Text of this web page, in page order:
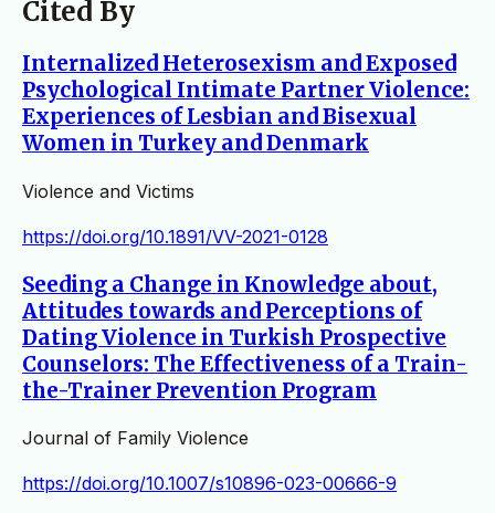
Cited By
Internalized Heterosexism and Exposed
Psychological Intimate Partner Violence:
Experiences of Lesbian and Bisexual
Women in Turkey and Denmark
Violence and Victims
https://doi.org/10.1891/VV-2021-0128
Seeding a Change in Knowledge about,
Attitudes towards and Perceptions of
Dating Violence in Turkish Prospective
Counselors: The Effectiveness of a Train-
the-Trainer Prevention Program
Journal of Family Violence
https://doi.org/10.1007/s10896-023-00666-9